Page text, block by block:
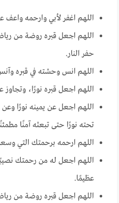
اللهم اغفر لأبي وارحمه
اللهم اجعل قبره روضة من
حفر النار.
اللهم انس وحشته في قبره
اللهم اجعل قبره نورًا، وتجاوز
اللهم اجعل عن يمينه نورًا
تحته نورًا حتى تبعثه آمنًا
اللهم ارحمه برحمتك التي
اللهم اجعل له من رحمتك
عظيمًا.
اللهم اجعل قبره روضة من